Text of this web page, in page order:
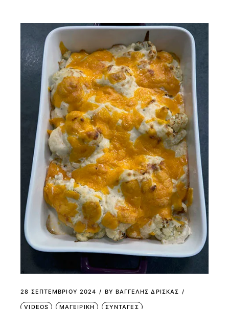
28 ΣΕΠΤΕΜΒΡΊΟΥ 2024 BY ΒΑΓΓΕΛΗΣ ΔΡΙΣΚΑΣ
VIDEOS ΜΑΓΕΙΡΙΚΗ ΣΥΝΤΑΓΕΣ